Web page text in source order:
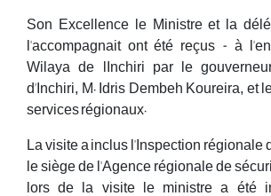
Son Excellence le Ministre et la
l'accompagnait ont été reçus - à
Wilaya de lInchiri par le
d'Inchiri, M. Idris Dembeh Koureira, et
services régionaux.
La visite a inclus l'Inspection régionale
le siège de l'Agence régionale de
lors de la visite le ministre a été